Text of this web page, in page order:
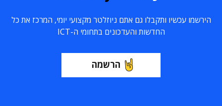
הירשמו עכשיו ותקבלו גם אתם ניוזלטר מקצועי יומי, המרכז את כל
החדשות והעדכונים בתחומי ה-ICT
הרשמה